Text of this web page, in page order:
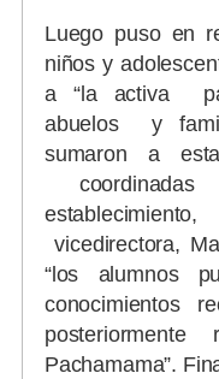
Luego puso en
niños y
a “la activa
abuelos y
sumaron a
vicedirectora,
“los alumnos
conocimientos
Pachamama”.